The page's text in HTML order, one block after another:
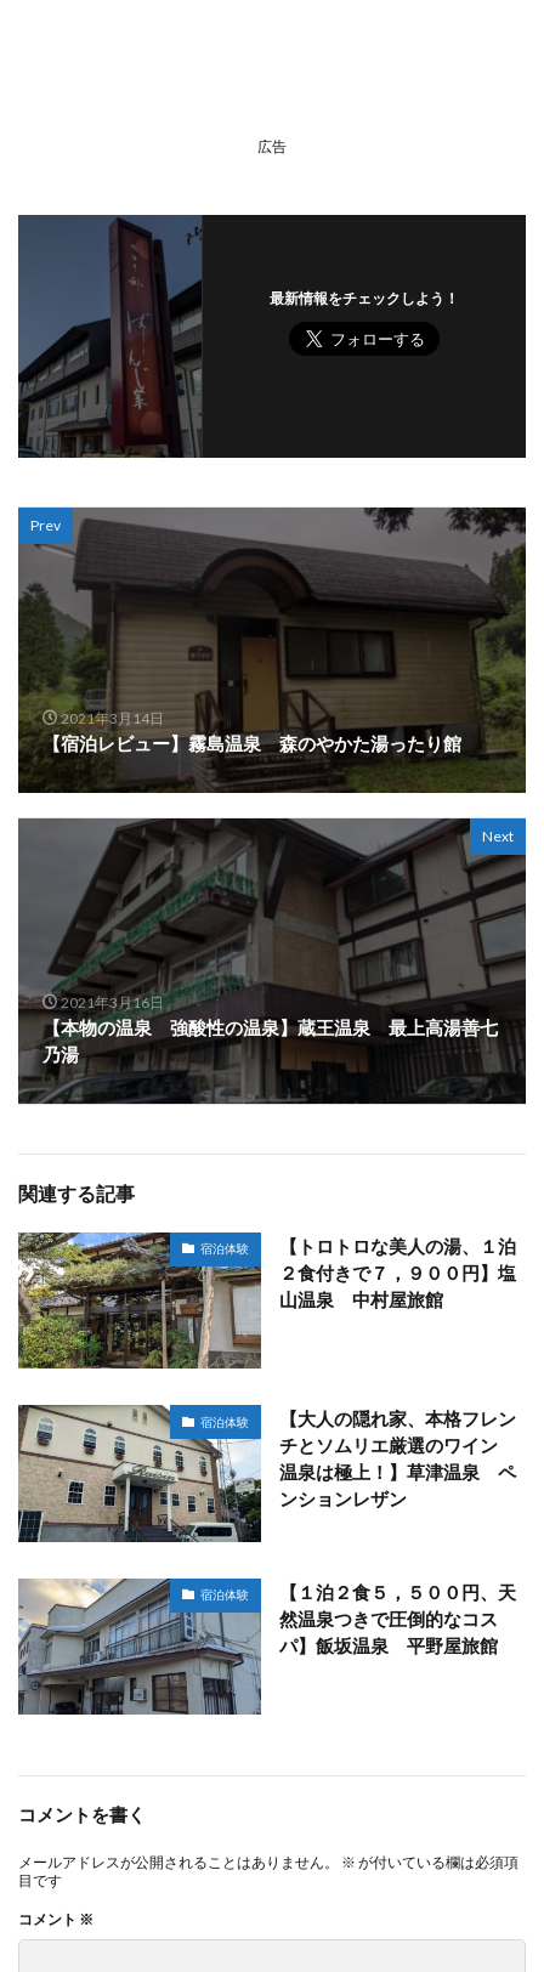
広告
最新情報をチェックしよう！
Prev
2021年3月14日
【宿泊レビュー】霧島温泉 森のやかた湯ったり館
Next
2021年3月16日
【本物の温泉 強酸性の温泉】蔵王温泉 最上高湯善七
乃湯
関連する記事
宿泊体験
【トロトロな美人の湯、１泊
２食付きで７，９００円】塩
山温泉 中村屋旅館
宿泊体験
【大人の隠れ家、本格フレン
チとソムリエ厳選のワイン
温泉は極上！】草津温泉 ペ
ンションレザン
宿泊体験
【１泊２食５，５００円、天
然温泉つきで圧倒的なコス
パ】飯坂温泉 平野屋旅館
コメントを書く
メールアドレスが公開されることはありません。 ※ が付いている欄は必須項
目です
コメント ※